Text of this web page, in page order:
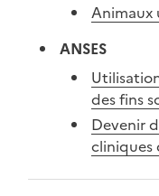
Animaux
ANSES
des fins
Devenir
cliniques